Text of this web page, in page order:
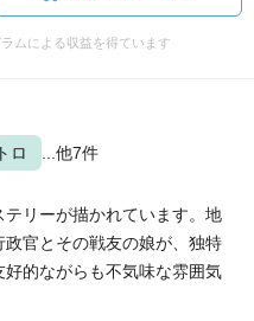
ムによる収益を得ています
ロ ...他7件
リーが描かれています。地
官とその戦友の娘が、独特
的ながらも不気味な雰囲気